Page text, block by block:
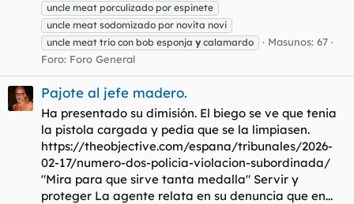
uncle meat porculizado por espinete
uncle meat sodomizado por novita novi
uncle meat trio con bob esponja y calamardo
Masunos: 67
Foro: Foro General
Pajote al jefe madero.
Ha presentado su dimisión. El biego se ve que tenia
la pistola cargada y pedía que se la limpiasen.
https://theobjective.com/espana/tribunales/2026-
02-17/numero-dos-policia-violacion-subordinada/
"Mira para que sirve tanta medalla" Servir y
proteger La agente relata en su denuncia que en...